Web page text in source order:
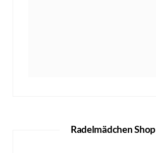
Radelmädchen Shop